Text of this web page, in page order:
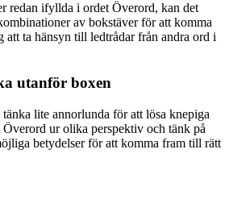
redan ifyllda i ordet Överord, kan det
av bokstäver för att komma
ta hänsyn till ledtrådar från andra ord i
utanför boxen
lite annorlunda för att lösa knepiga
Överord ur olika perspektiv och tänk på
betydelser för att komma fram till rätt